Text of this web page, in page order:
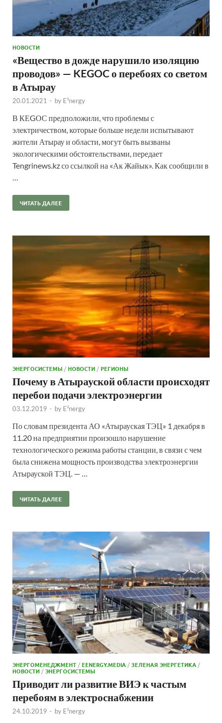
НОВОСТИ
«Вещество в дожде нарушило изоляцию
проводов» — KEGOC о перебоях со светом
в Атырау
20.01.2021 - by E²nergy
В КЕGОС предположили, что проблемы с
электричеством, которые больше недели испытывают
жители Атырау и области, могут быть вызваны
экологическими обстоятельствами, передает
Tengrinews.kz со ссылкой на «Ак Жайык». Как сообщили в
…
ЧИТАТЬ ДАЛЕЕ
ЭНЕРГОСИСТЕМЫ/НОВОСТИ/РЕГИОНЫ
Почему в Атырауской области происходят
перебои подачи электроэнергии
03.12.2019 - by E²nergy
По словам президента АО «Атырауская ТЭЦ» 1 декабря в
11.20 на предприятии произошло нарушение
технологического режима работы станции, в связи с чем
была снижена мощность производства электроэнергии
Атырауской ТЭЦ. — …
ЧИТАТЬ ДАЛЕЕ
ЭНЕРГОМЕНЕДЖМЕНТ/EENERGY.MEDIA/ЗЕЛЕНАЯ ЭНЕРГЕТИКА/
НОВОСТИ/ЭНЕРГОСИСТЕМЫ
Приводит ли развитие ВИЭ к частым
перебоям в электроснабжении
24.10.2019 - by E²nergy